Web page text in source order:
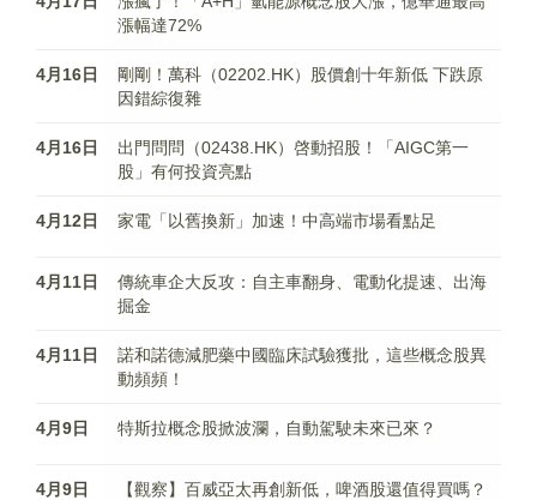
漲幅達72%
4月16日
剛剛！萬科（02202.HK）股價創十年新低 下跌原
因錯綜復雜
4月16日
出門問問（02438.HK）啓動招股！「AIGC第一
股」有何投資亮點
4月12日 家電「以舊換新」加速！中高端市場看點足
4月11日
傳統車企大反攻：自主車翻身、電動化提速、出海
掘金
4月11日
諾和諾德減肥藥中國臨床試驗獲批，這些概念股異
動頻頻！
4月9日 特斯拉概念股掀波瀾，自動駕駛未來已來？
4月9日 【觀察】百威亞太再創新低，啤酒股還值得買嗎？